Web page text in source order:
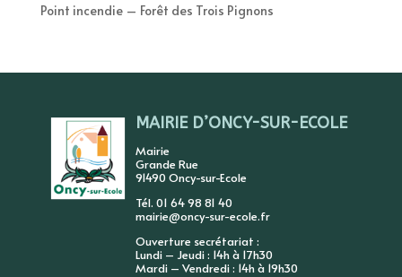
Point incendie – Forêt des Trois Pignons
MAIRIE D’ONCY-SUR-ECOLE
Mairie
Grande Rue
91490 Oncy-sur-Ecole
Tél. 01 64 98 81 40
mairie@oncy-sur-ecole.fr
Ouverture secrétariat :
Lundi – Jeudi : 14h à 17h30
Mardi – Vendredi : 14h à 19h30